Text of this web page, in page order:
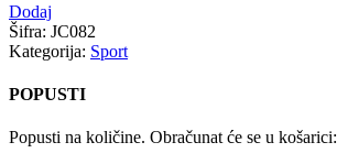
Dodaj
Šifra: JC082
Kategorija: Sport
POPUSTI
Popusti na količine. Obračunat će se u košarici: